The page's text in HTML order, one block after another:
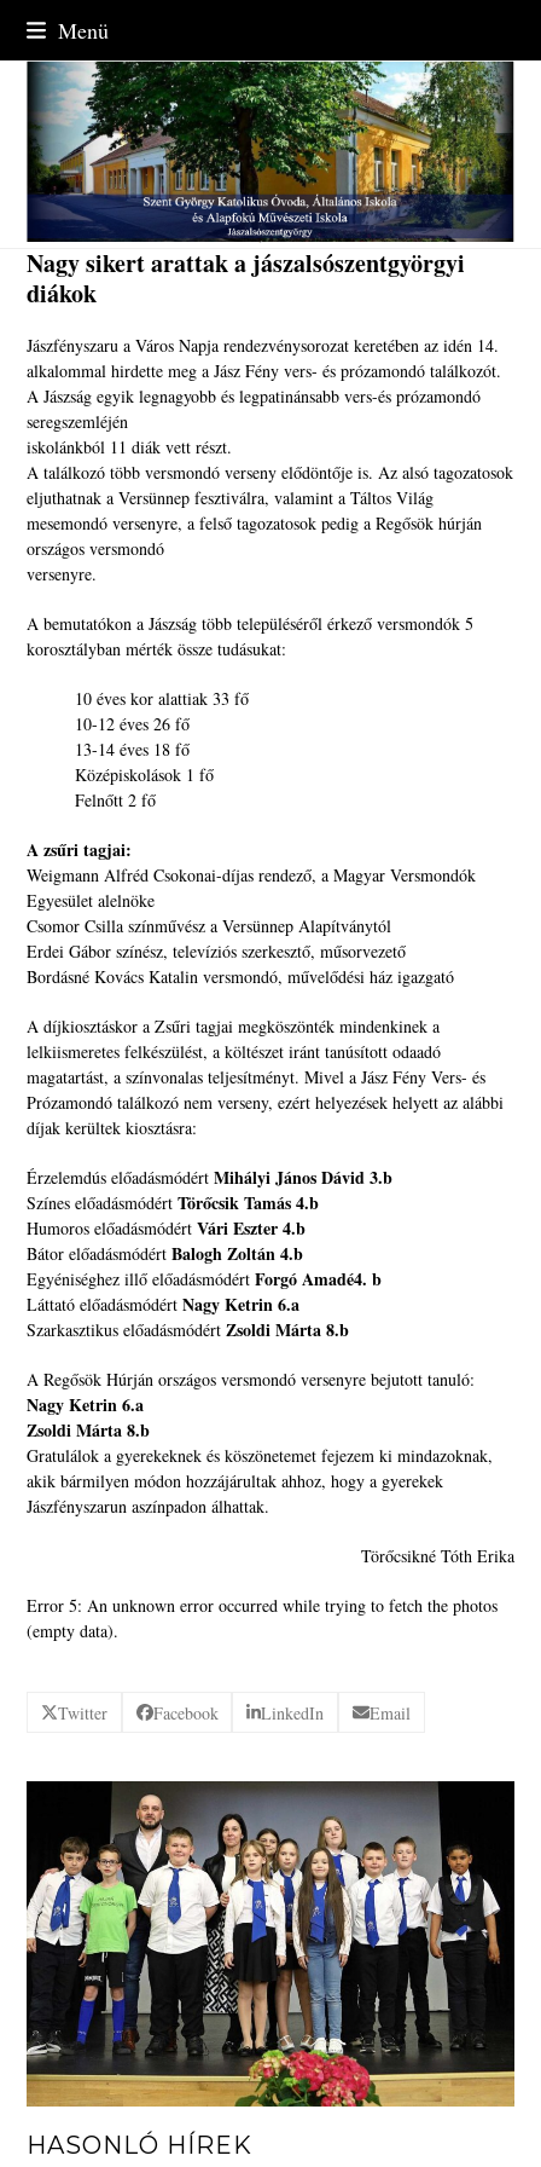
content
Menü
Nagy sikert arattak a jászalsószentgyörgyi
diákok
Jászfényszaru a Város Napja rendezvénysorozat keretében az idén 14.
alkalommal hirdette meg a Jász Fény vers- és prózamondó találkozót.
A Jászság egyik legnagyobb és legpatinánsabb vers-és prózamondó
seregszemléjén
iskolánkból 11 diák vett részt.
A találkozó több versmondó verseny elődöntője is. Az alsó tagozatosok
eljuthatnak a Versünnep fesztiválra, valamint a Táltos Világ
mesemondó versenyre, a felső tagozatosok pedig a Regősök húrján
országos versmondó
versenyre.
A bemutatókon a Jászság több településéről érkező versmondók 5
korosztályban mérték össze tudásukat:
10 éves kor alattiak 33 fő
10-12 éves 26 fő
13-14 éves 18 fő
Középiskolások 1 fő
Felnőtt 2 fő
A zsűri tagjai:
Weigmann Alfréd Csokonai-díjas rendező, a Magyar Versmondók
Egyesület alelnöke
Csomor Csilla színművész a Versünnep Alapítványtól
Erdei Gábor színész, televíziós szerkesztő, műsorvezető
Bordásné Kovács Katalin versmondó, művelődési ház igazgató
A díjkiosztáskor a Zsűri tagjai megköszönték mindenkinek a
lelkiismeretes felkészülést, a költészet iránt tanúsított odaadó
magatartást, a színvonalas teljesítményt. Mivel a Jász Fény Vers- és
Prózamondó találkozó nem verseny, ezért helyezések helyett az alábbi
díjak kerültek kiosztásra:
Érzelemdús előadásmódértMihályi János Dávid 3.b
Színes előadásmódértTörőcsik Tamás 4.b
Humoros előadásmódértVári Eszter 4.b
Bátor előadásmódért Balogh Zoltán 4.b
Egyéniséghez illő előadásmódértForgó Amadé4. b
Láttató előadásmódértNagy Ketrin 6.a
Szarkasztikus előadásmódértZsoldi Márta 8.b
A Regősök Húrján országos versmondó versenyre bejutott tanuló:
Nagy Ketrin 6.a
Zsoldi Márta 8.b
Gratulálok a gyerekeknek és köszönetemet fejezem ki mindazoknak,
akik bármilyen módon hozzájárultak ahhoz, hogy a gyerekek
Jászfényszarun aszínpadon álhattak.
Törőcsikné Tóth Erika
Error 5: An unknown error occurred while trying to fetch the photos
(empty data).
Twitter Facebook LinkedIn Email
HASONLÓ HÍREK